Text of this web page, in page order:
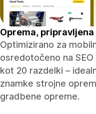
Oprema,
Optimizirano za
osredotočeno na
kot 20 razdelki –
znamke strojne
gradbene opreme.